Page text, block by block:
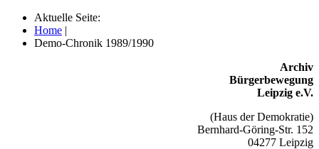
Aktuelle Seite:
Home |
Demo-Chronik 1989/1990
Archiv
Bürgerbewegung
Leipzig e.V.
(Haus der Demokratie)
Bernhard-Göring-Str. 152
04277 Leipzig